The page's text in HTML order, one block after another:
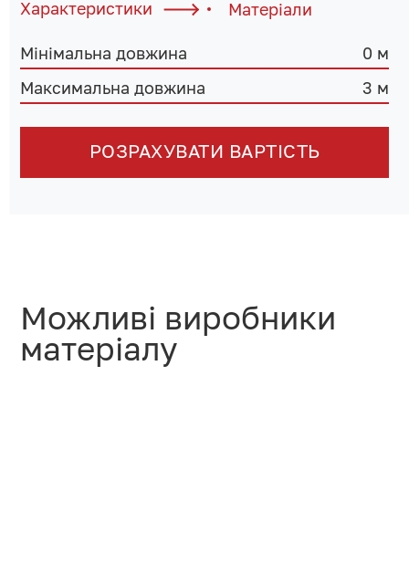
Характеристики Матеріали
Мінімальна довжина 0 м
Максимальна довжина 3 м
РОЗРАХУВАТИ ВАРТІСТЬ
Можливі виробники
матеріалу